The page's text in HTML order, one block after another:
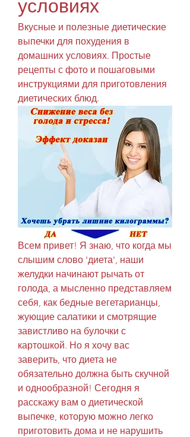
условиях
Вкусные и полезные диетические
выпечки для похудения в
домашних условиях. Простые
рецепты с фото и пошаговыми
инструкциями для приготовления
диетических блюд.
Всем привет! Я знаю, что когда мы
слышим слово 'диета', наши
желудки начинают рычать от
голода, а мысленно представляем
себя, как бедные вегетарианцы,
жующие салатики и смотрящие
завистливо на булочки с
картошкой. Но я хочу вас
заверить, что диета не
обязательно должна быть скучной
и однообразной! Сегодня я
расскажу вам о диетической
выпечке, которую можно легко
приготовить дома и не нарушить